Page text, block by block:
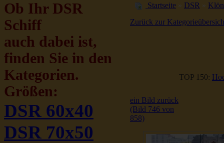
Ob Ihr DSR
Schiff
auch dabei ist,
finden Sie in den
Kategorien.
Größen:
DSR 60x40
DSR 70x50
Startseite » DSR »
Zurück zur
TOP 150:
ein Bild zurück
(Bild 746 von
858)